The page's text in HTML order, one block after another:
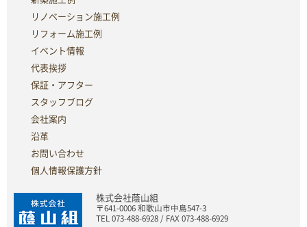
リノベーション施工例
リフォーム施工例
イベント情報
代表挨拶
保証・アフター
スタッフブログ
会社案内
沿革
お問い合わせ
個人情報保護方針
株式会社蔭山組
〒641-0006 和歌山市中島547-3
TEL 073-488-6928 / FAX 073-488-6929